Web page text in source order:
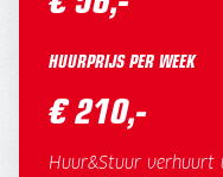
HUURPRIJS PER WEEK
€ 210,-
Huur&Stuur verhuurt